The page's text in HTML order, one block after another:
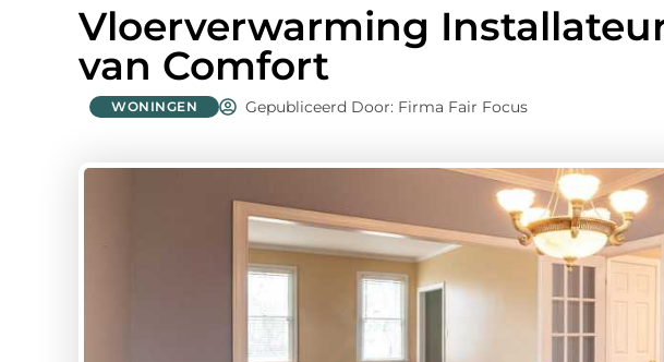
Vloerverwarming
van Comfort
WONINGEN Gepubliceerd Door: Firma Fair Focus